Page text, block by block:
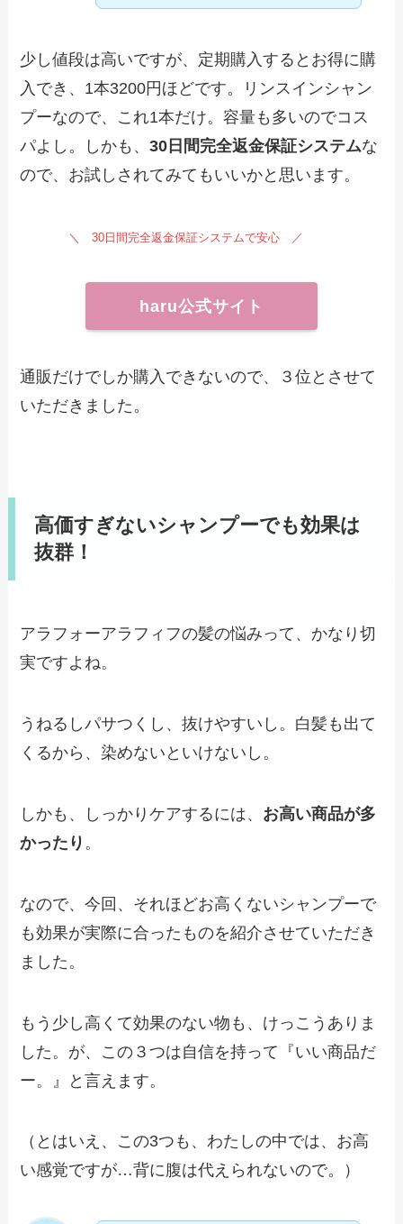
少し値段は高いですが、定期購入するとお得に購
入でき、1本3200円ほどです。リンスインシャン
プーなので、これ1本だけ。容量も多いのでコス
パよし。しかも、30日間完全返金保証システムな
ので、お試しされてみてもいいかと思います。
＼ 30日間完全返金保証システムで安心 ／
haru公式サイト
通販だけでしか購入できないので、３位とさせて
いただきました。
高価すぎないシャンプーでも効果は
抜群！
アラフォーアラフィフの髪の悩みって、かなり切
実ですよね。
うねるしパサつくし、抜けやすいし。白髪も出て
くるから、染めないといけないし。
しかも、しっかりケアするには、 お高い商品が多
かったり 。
なので、今回、それほどお高くないシャンプーで
も効果が実際に合ったものを紹介させていただき
ました。
もう少し高くて効果のない物も、けっこうありま
した。が、この３つは自信を持って『いい商品だ
ー。』と言えます。
（とはいえ、この3つも、わたしの中では、お高
い感覚ですが…背に腹は代えられないので。）